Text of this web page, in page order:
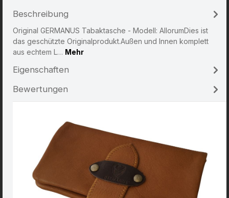
Beschreibung
Original GERMANUS Tabaktasche - Modell: AllorumDies ist
das geschützte Originalprodukt.Außen und Innen komplett
aus echtem L… Mehr
Eigenschaften
Bewertungen